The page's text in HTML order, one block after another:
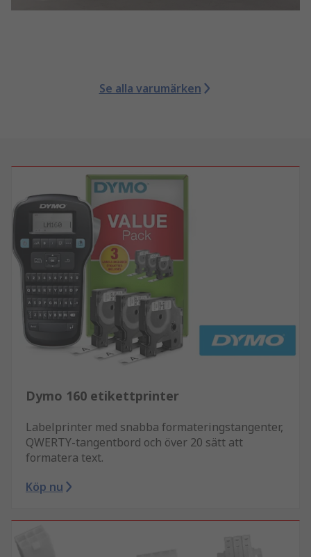
Se alla varumärken
Dymo 160 etikettprinter
Labelprinter med snabba formateringstangenter,
QWERTY-tangentbord och över 20 sätt att
formatera text.
Köp nu